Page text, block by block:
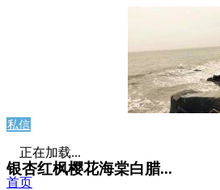
私信
银杏红枫樱花海棠白腊...
正在加载...
首页